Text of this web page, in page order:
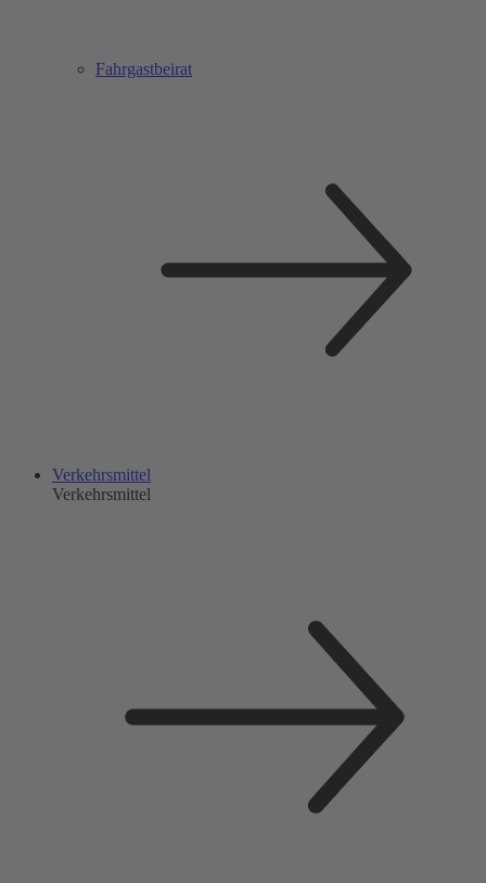
Fahrgastbeirat
Verkehrsmittel
Verkehrsmittel